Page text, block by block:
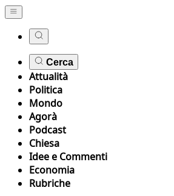
Cerca
Attualità
Politica
Mondo
Agorà
Podcast
Chiesa
Idee e Commenti
Economia
Rubriche